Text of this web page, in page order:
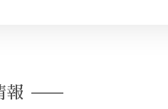
報